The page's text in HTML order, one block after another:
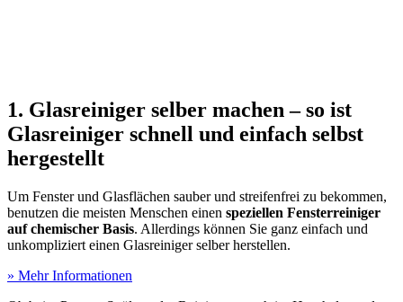
1. Glasreiniger selber machen – so ist
Glasreiniger schnell und einfach selbst
hergestellt
Um Fenster und Glasflächen sauber und streifenfrei zu bekommen,
benutzen die meisten Menschen einen speziellen Fensterreiniger
auf chemischer Basis. Allerdings können Sie ganz einfach und
unkompliziert einen Glasreiniger selber herstellen.
» Mehr Informationen